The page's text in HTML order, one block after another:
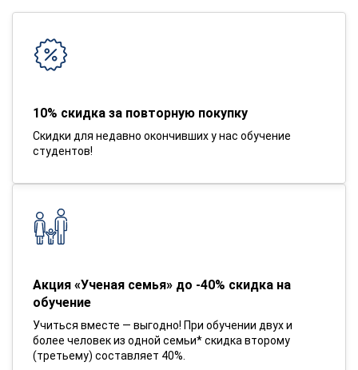
10% скидка за повторную покупку
Скидки для недавно окончивших у нас обучение
студентов!
Акция «Ученая семья» до -40% скидка на
обучение
Учиться вместе — выгодно! При обучении двух и
более человек из одной семьи* скидка второму
(третьему) составляет 40%.